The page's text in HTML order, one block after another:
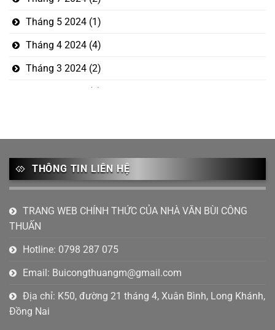
Tháng 5 2024 (1)
Tháng 4 2024 (4)
Tháng 3 2024 (2)
Tháng mười một 2023(1)
Tháng 10 2023
(3)
Tháng 9 2023(2)
Tháng 8 2023(1)
Tháng 7 2023
Tháng 6 2023(4)
Tháng 4 2023(2)
Tháng 2 2023(1)
THÔNG TIN LIÊN HỆ
TRANG WEB CHÍNH THỨC CỦA NHÀ VĂN BÙI CÔNG
THUẤN
Hotline: 0798 287 075
Email: Buicongthuangm@gmail.com
Địa chỉ: K50, đường 21 tháng 4, Xuân Bình, Long Khánh,
Đồng Nai